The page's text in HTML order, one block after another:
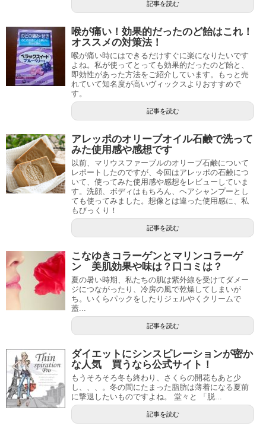
記事を読む
喉が痛い！効果的だったのど飴はこれ！
オススメの対策法！
喉が痛い時にはできるだけすぐに楽になりたいです
よね。私が使ってとっても効果的だったのど飴と、
即効性があった方法をご紹介しています。もっと売
れていて知名度が高いヴィックスよりおすすめで
す。
記事を読む
アレッポのオリーブオイル石鹸で洗って
みた使用感や感想です
以前、マリウスファーブルのオリーブ石鹸について
レポートしたのですが、今回はアレッポの石鹸につ
いて、使ってみた使用感や感想をレビューしていま
す。洗顔、ボディはもちろん、ヘアシャンプーとし
ても使ってみました。想像とは違った使用感に、私
もびっくり！
記事を読む
こなゆきコラーゲンとマリンコラーゲ
ン 美肌効果や味は？口コミは？
夏の暑い時期、私たちの肌は紫外線を受けてダメー
ジにつながったり、冷房の風で乾燥してしまいが
ち。いくらパックをしたりジェルやくクリームで
蓋...
記事を読む
ダイエットにシンスピレーションが密か
な人気 買うなら公式サイト！
もうそろそろ冬も終わり、さくらの開花もあと少
し、、、。冬の間にたまった脂肪は薄着になる夏前
に撃退したいものですよね。 堂々と 「脱...
記事を読む